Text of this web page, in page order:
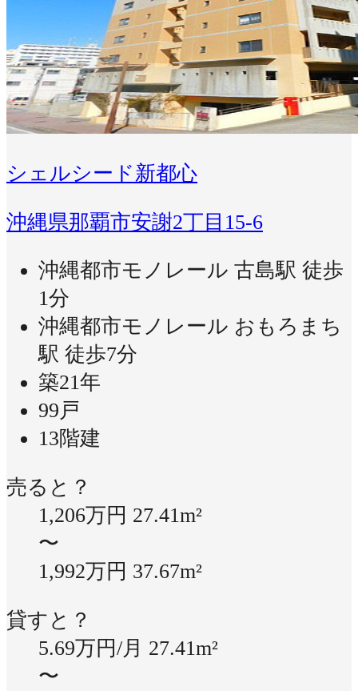
シェルシード新都心
沖縄県那覇市安謝2丁目15-6
沖縄都市モノレール 古島駅 徒歩
1分
沖縄都市モノレール おもろまち
駅 徒歩7分
築21年
99戸
13階建
売ると？
1,206万円 27.41m²
〜
1,992万円 37.67m²
貸すと？
5.69万円/月 27.41m²
〜